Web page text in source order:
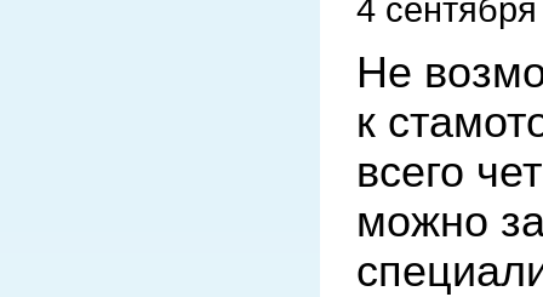
4
Не
к
всего
можно